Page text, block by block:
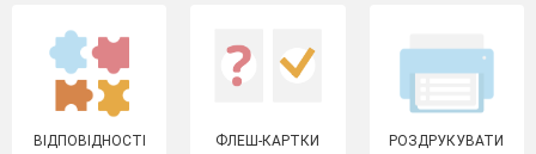
ВІДПОВІДНОСТІ ФЛЕШ-КАРТКИ РОЗДРУКУВАТИ